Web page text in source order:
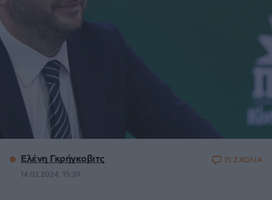
Ελένη Γκρήγκοβιτς
14.02.2024, 15:39
15 ΣΧΟΛΙΑ